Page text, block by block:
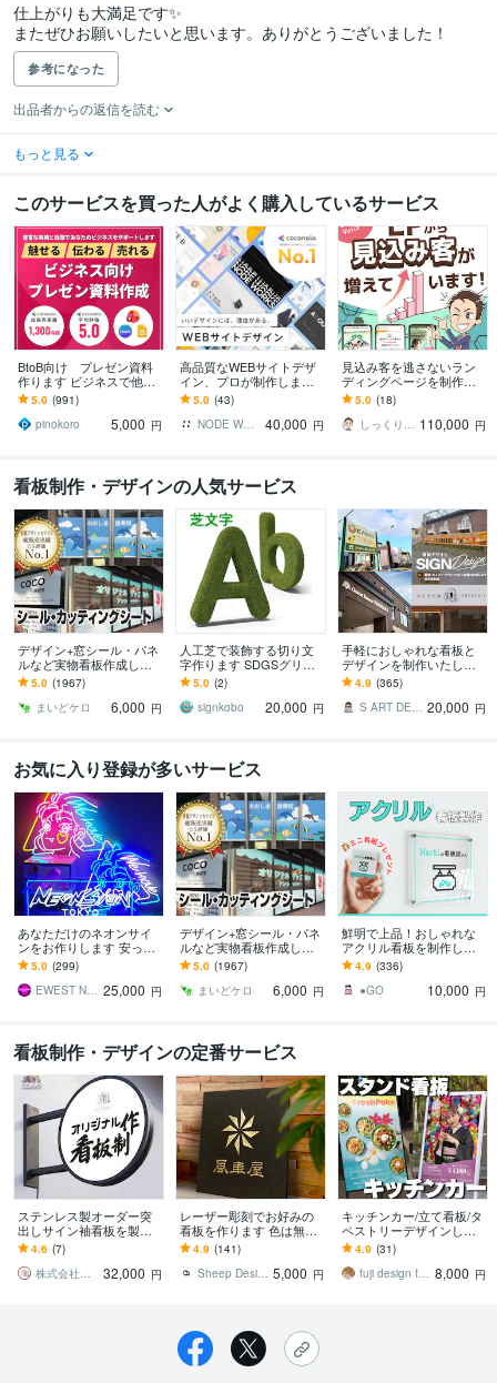
仕上がりも大満足です✨
またぜひお願いしたいと思います。ありがとうございました！
参考になった
出品者からの返信を読む
もっと見る
このサービスを買った人がよく購入しているサービス
BtoB向け プレゼン資料
作ります ビジネスで他社
に差を付ける、信頼＆本
物のパワーポイント資料
5.0 (991)
pinokoro
5,000 円
高品質なWEBサイトデザ
イン、プロが制作します
ヒアリング重視★イメー
ジ通りのWebサイトデザ
イン制作します
5.0 (43)
NODE WORKS
40,000 円
見込み客を逃さないラン
ディングページを制作し
ます しっくり感×マーケテ
ィング で成果につなげる
訴求力の高いLP
5.0 (18)
しっくりLP＠制作パートナー 110,000 円
看板制作・デザインの人気サービス
デザイン+窓シール・パネ
ルなど実物看板作成しま
す 1800件実績｜窓シール
等の看板制作｜持込デー
タOK
5.0 (1967)
まいどケロ
6,000 円
人工芝で装飾する切り文
字作ります SDGSグリー
ンサインで環境配慮型ブ
ランドイメージをアピー
ル
5.0 (2)
signkobo
20,000 円
手軽におしゃれな看板と
デザインを制作いたしま
す 看板・ウィンドウサイ
ンをご提案致します（デ
ザインのみも可能）
4.9 (365)
S ART DESIGN 20,000 円
お気に入り登録が多いサービス
あなただけのネオンサイ
ンをお作りします 安っぽ
くないワンランク上の法
人向けLEDネオンサイン
5.0 (299)
EWEST NeonsignTokyo 25,000 円
デザイン+窓シール・パネ
ルなど実物看板作成しま
す 1800件実績｜窓シール
等の看板制作｜持込デー
タOK
5.0 (1967)
まいどケロ
6,000 円
鮮明で上品！おしゃれな
アクリル看板を制作しま
す フルカラーで美しい看
板＆ミニ看板のセット！
送料無料！
4.9 (336)
●GO
10,000 円
看板制作・デザインの定番サービス
ステンレス製オーダー突
出しサイン袖看板を製作
します 両面発光 電飾看
板 室外防水 ステンレス
集客
4.6 (7)
株式会社東旭
32,000 円
レーザー彫刻でお好みの
看板を作ります 色は無
地・黒・白の3色からお選
び出来ます！
4.9 (141)
Sheep Design 5,000 円
キッチンカー/立て看板/タ
ペストリーデザインしま
す 8月限定価格/A0まで追
加料金不要
4.9 (31)
fuji design factory 8,000 円